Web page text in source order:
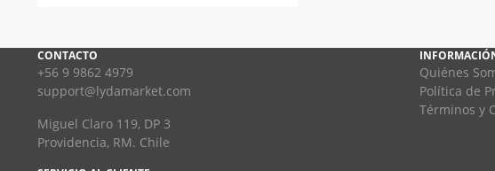
CONTACTO
+56 9 9862 4979
support@lydamarket.com
Miguel Claro 119, DP 3
Providencia, RM. Chile
Quiénes
Política de
Términos y